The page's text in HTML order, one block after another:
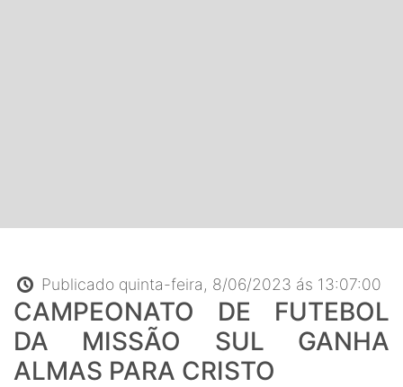
Publicado quinta-feira, 8/06/2023 ás 13:07:00
CAMPEONATO DE FUTEBOL
DA MISSÃO SUL GANHA
ALMAS PARA CRISTO